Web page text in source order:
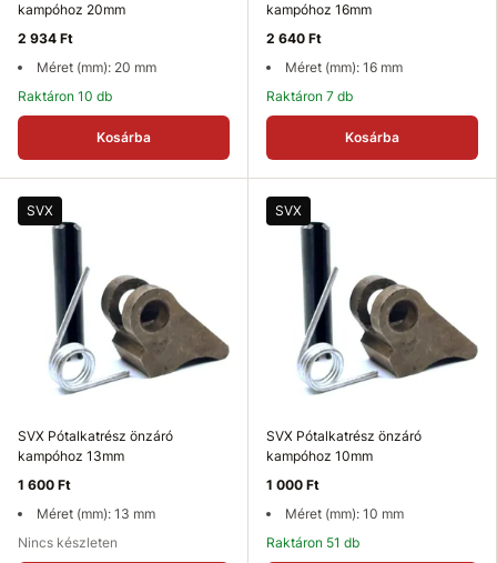
kampóhoz 20mm
2 934 Ft
Méret (mm): 20 mm
Raktáron 10 db
Kosárba
kampóhoz 16mm
2 640 Ft
Méret (mm): 16 mm
Raktáron 7 db
Kosárba
SVX
SVX Pótalkatrész önzáró
kampóhoz 13mm
1 600 Ft
Méret (mm): 13 mm
Nincs készleten
SVX
SVX Pótalkatrész önzáró
kampóhoz 10mm
1 000 Ft
Méret (mm): 10 mm
Raktáron 51 db